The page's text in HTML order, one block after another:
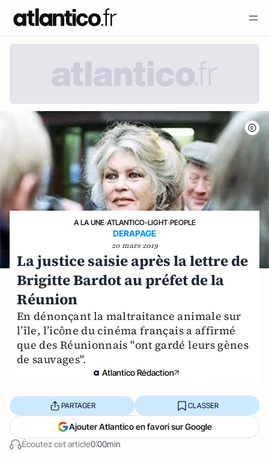
A LA UNE›ATLANTICO-LIGHT›PEOPLE
DERAPAGE
20 mars 2019
La justice saisie après la lettre de
Brigitte Bardot au préfet de la
Réunion
En dénonçant la maltraitance animale sur
l’île, l’icône du cinéma français a affirmé
que des Réunionnais "ont gardé leurs gènes
de sauvages".
Atlantico Rédaction
Écoutez cet article0:00min
PARTAGER CLASSER
Ajouter Atlantico en favori sur Google